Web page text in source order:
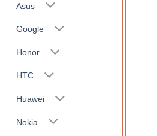
Asus
Google
Honor
HTC
Huawei
Nokia